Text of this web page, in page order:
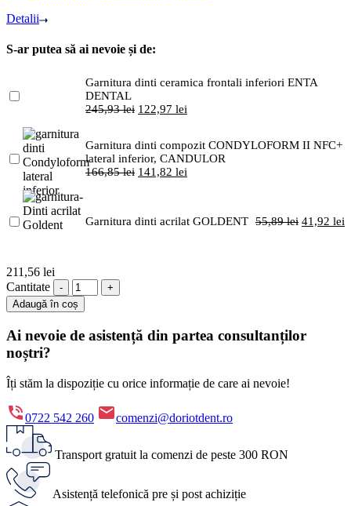
Detalii
S-ar putea să ai nevoie și de:
Garnitura dinti ceramica frontali inferiori ENTA
DENTAL
245,93lei 122,97 lei
Garnitura dinti compozit CONDYLOFORM II NFC+
lateral inferior, CANDULOR
166,85lei 141,82 lei
Garnitura dinti acrilat GOLDENT 55,89lei 41,92 lei
211,56 lei
Cantitate
Adaugă în coș
Ai nevoie de asistență din partea consultanților
noștri?
Îți stăm la dispoziție cu orice informație de care ai nevoie!
0722 542 260 comenzi@doriotdent.ro
Transport gratuit la comenzi de peste 300 RON
Asistență telefonică pre și post achiziție